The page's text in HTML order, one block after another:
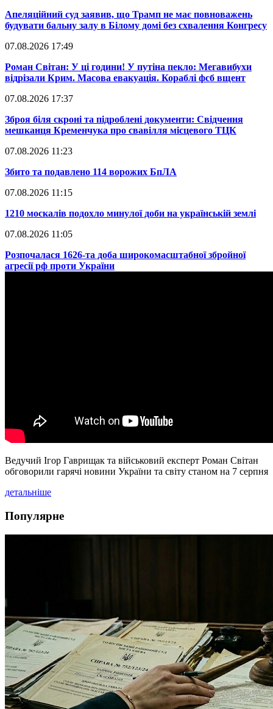
​Апеляційний суд заявив, що Трамп не має повноважень
будувати бальну залу в Білому домі без схвалення Конгресу
07.08.2026 17:49
​Роман Світан: У ці години! У путіна пекло: Мегавибухи
відрізали Крим. Масова евакуація. Кораблі фсб вщент
07.08.2026 17:37
​Зброя біля скроні та підроблені документи: Свідчення
мешканця Кременчука про свавілля місцевого ТЦК
07.08.2026 11:23
​Збито та подавлено 114 ворожих БпЛА
07.08.2026 11:15
​1210 москалів подохло минулої доби на українській землі
07.08.2026 11:05
​Розпочалася 1626-та доба широкомасштабної збройної
агресії рф проти України
Ведучий Ігор Гаврищак та військовий експерт Роман Світан
обговорили гарячі новини України та світу станом на 7 серпня
детальніше
Популярне